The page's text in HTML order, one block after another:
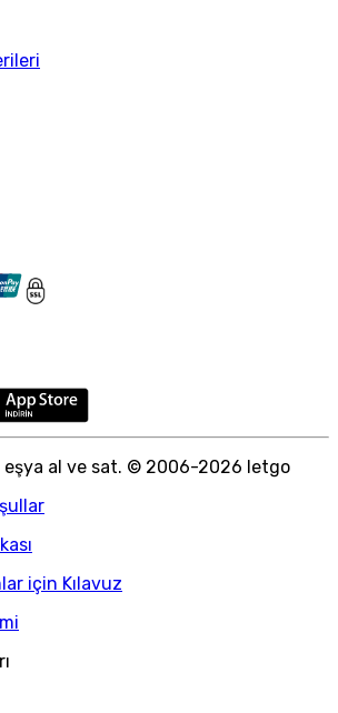
eşya al ve sat. © 2006-2026 letgo
için Kılavuz